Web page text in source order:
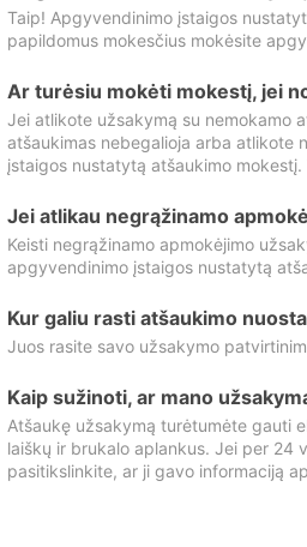
Taip! Apgyvendinimo įstaigos
papildomus mokesčius mokėsite
Ar turėsiu mokėti mokestį, jei
Jei atlikote užsakymą su nemokamo
atšaukimas nebegalioja arba atlikote
įstaigos nustatytą atšaukimo
Jei atlikau negrąžinamo
Keisti negrąžinamo apmokėjimo
apgyvendinimo įstaigos nustatytą
Kur galiu rasti atšaukimo
Juos rasite savo užsakymo
Kaip sužinoti, ar mano
Atšaukę užsakymą turėtumėte gauti
laiškų ir brukalo aplankus. Jei per 24
pasitikslinkite, ar ji gavo informaciją